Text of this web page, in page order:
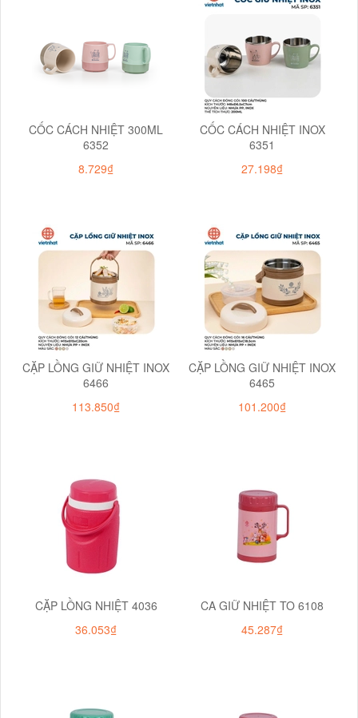
CỐC CÁCH NHIỆT 300ML
6352
8.729₫
CỐC CÁCH NHIỆT INOX
6351
27.198₫
CẶP LỒNG GIỮ NHIỆT INOX
6466
113.850₫
CẶP LỒNG GIỮ NHIỆT INOX
6465
101.200₫
CẶP LỒNG NHIỆT 4036
36.053₫
CA GIỮ NHIỆT TO 6108
45.287₫